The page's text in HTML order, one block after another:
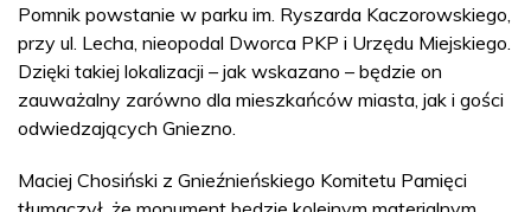
Pomnik powstanie w parku im. Ryszarda Kaczorowskiego,
przy ul. Lecha, nieopodal Dworca PKP i Urzędu Miejskiego.
Dzięki takiej lokalizacji – jak wskazano – będzie on
zauważalny zarówno dla mieszkańców miasta, jak i gości
odwiedzających Gniezno.
Maciej Chosiński z Gnieźnieńskiego Komitetu Pamięci